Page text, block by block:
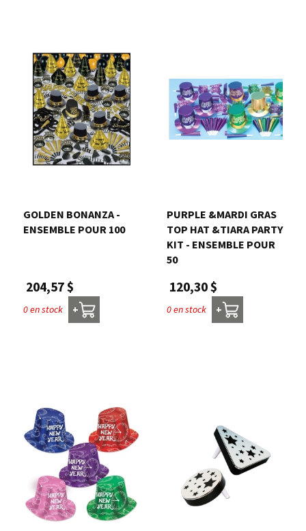
GOLDEN BONANZA -
ENSEMBLE POUR 100
204,57 $
0 en stock +
PURPLE &MARDI GRAS
TOP HAT &TIARA PARTY
KIT - ENSEMBLE POUR
50
120,30 $
0 en stock +